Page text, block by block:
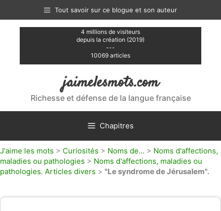
contenu
Tout savoir sur ce blogue et son auteur
4 millions de visiteurs
depuis la création (2019)
---
10069 articles
jaimelesmots.com
Richesse et défense de la langue française
Chapitres
J'aime les mots > Curiosités > Noms de... > Noms d'affections,
maladies ou pathologies > Noms d'affections, maladies ou
pathologies. Articles divers > "Le syndrome de Jérusalem".